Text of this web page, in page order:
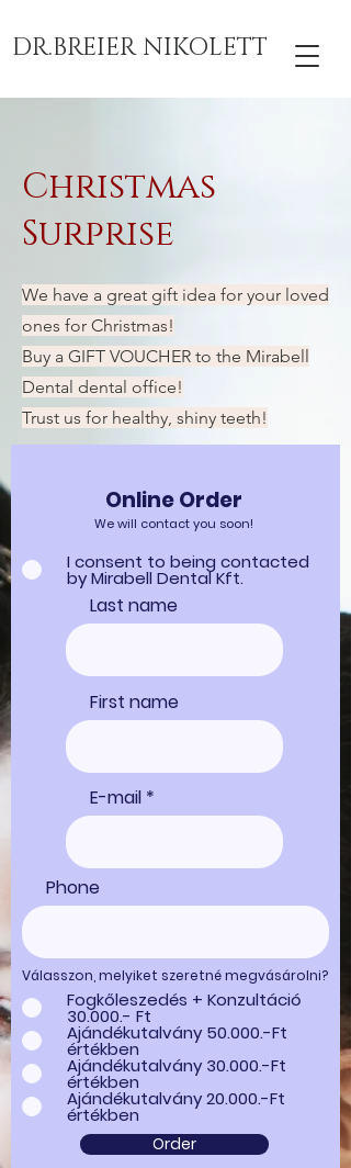
DR.BREIER NIKOLETT
Christmas
Surprise
We have a great gift idea for your loved
ones for Christmas!
Buy a GIFT VOUCHER to the Mirabell
Dental dental office!
Trust us for healthy, shiny teeth!
Online Order
We will contact you soon!
I consent to being contacted
by Mirabell Dental Kft.
Last name
First name
E-mail
Phone
Válasszon, melyiket szeretné megvásárolni?
Fogkőleszedés + Konzultáció
30.000.- Ft
Ajándékutalvány 50.000.-Ft
értékben
Ajándékutalvány 30.000.-Ft
értékben
Ajándékutalvány 20.000.-Ft
értékben
Order